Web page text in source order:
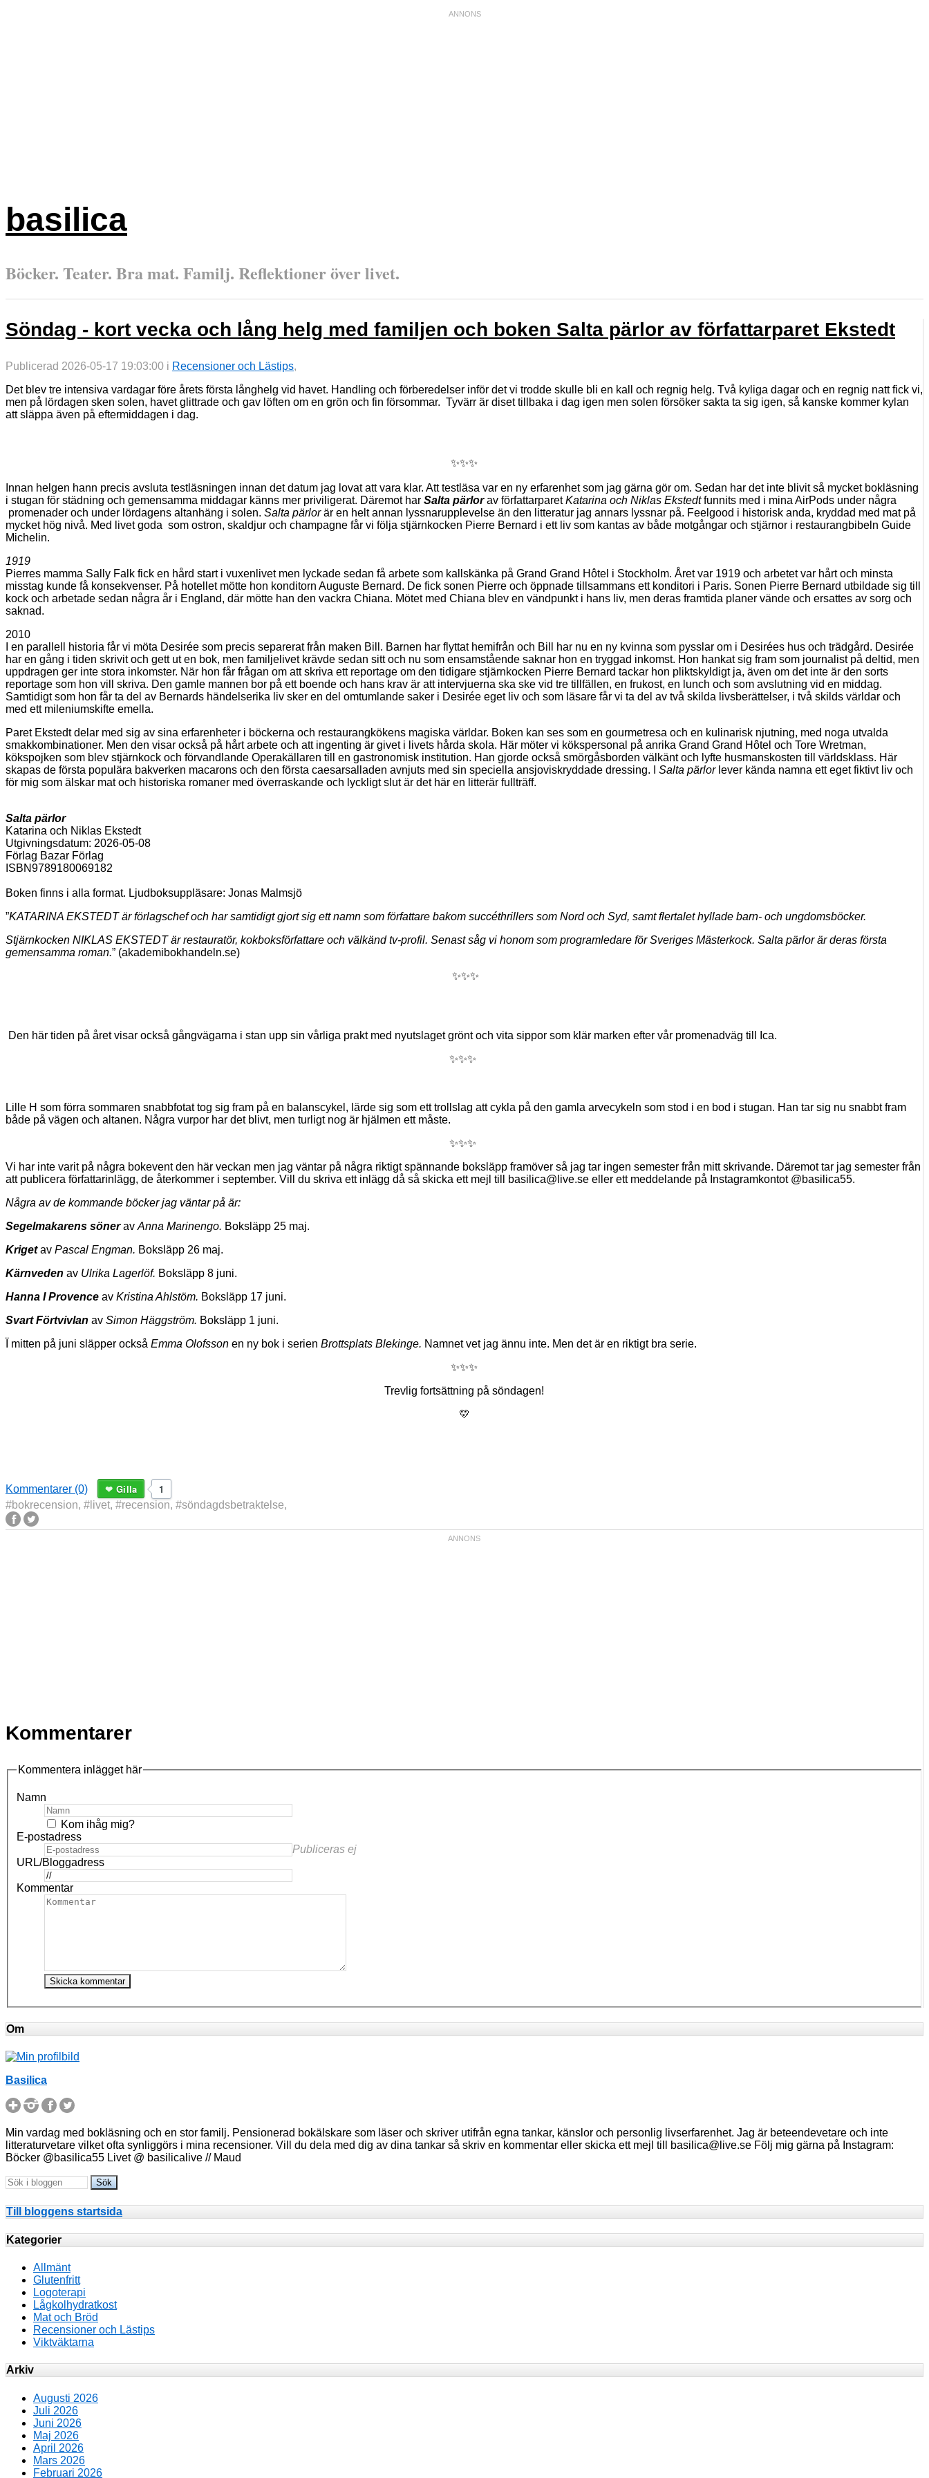
basilica
Böcker. Teater. Bra mat. Familj. Reflektioner över livet.
Söndag - kort vecka och lång helg med familjen och boken Salta pärlor av författarparet Ekstedt
Publicerad 2026-05-17 19:03:00 i Recensioner och Lästips,
Det blev tre intensiva vardagar före årets första långhelg vid havet. Handling och förberedelser inför det vi trodde skulle bli en kall och regnig helg. Två kyliga dagar och en regnig natt fick vi,
men på lördagen sken solen, havet glittrade och gav löften om en grön och fin försommar. Tyvärr är diset tillbaka i dag igen men solen försöker sakta ta sig igen, så kanske kommer kylan
att släppa även på eftermiddagen i dag.
✨✨✨
Innan helgen hann precis avsluta testläsningen innan det datum jag lovat att vara klar. Att testläsa var en ny erfarenhet som jag gärna gör om. Sedan har det inte blivit så mycket bokläsning
i stugan för städning och gemensamma middagar känns mer priviligerat. Däremot har Salta pärlorav författarparetKatarina och Niklas Ekstedtfunnits med i mina AirPods under några
promenader och under lördagens altanhäng i solen. Salta pärlorär en helt annan lyssnarupplevelse än den litteratur jag annars lyssnar på. Feelgood i historisk anda, kryddad med mat på
mycket hög nivå. Med livet goda som ostron, skaldjur och champagne får vi följa stjärnkocken Pierre Bernard i ett liv som kantas av både motgångar och stjärnor i restaurangbibeln Guide
Michelin.
1919
Pierres mamma Sally Falk fick en hård start i vuxenlivet men lyckade sedan få arbete som kallskänka på Grand Grand Hôtel i Stockholm. Året var 1919 och arbetet var hårt och minsta
misstag kunde få konsekvenser. På hotellet mötte hon konditorn Auguste Bernard. De fick sonen Pierre och öppnade tillsammans ett konditori i Paris. Sonen Pierre Bernard utbildade sig till
kock och arbetade sedan några år i England, där mötte han den vackra Chiana. Mötet med Chiana blev en vändpunkt i hans liv, men deras framtida planer vände och ersattes av sorg och
saknad.
2010
I en parallell historia får vi möta Desirée som precis separerat från maken Bill. Barnen har flyttat hemifrån och Bill har nu en ny kvinna som pysslar om i Desirées hus och trädgård. Desirée
har en gång i tiden skrivit och gett ut en bok, men familjelivet krävde sedan sitt och nu som ensamstående saknar hon en tryggad inkomst. Hon hankat sig fram som journalist på deltid, men
uppdragen ger inte stora inkomster. När hon får frågan om att skriva ett reportage om den tidigare stjärnkocken Pierre Bernard tackar hon pliktskyldigt ja, även om det inte är den sorts
reportage som hon vill skriva. Den gamle mannen bor på ett boende och hans krav är att intervjuerna ska ske vid tre tillfällen, en frukost, en lunch och som avslutning vid en middag.
Samtidigt som hon får ta del av Bernards händelserika liv sker en del omtumlande saker i Desirée eget liv och som läsare får vi ta del av två skilda livsberättelser, i två skilds världar och
med ett mileniumskifte emella.
Paret Ekstedt delar med sig av sina erfarenheter i böckerna och restaurangkökens magiska världar. Boken kan ses som en gourmetresa och en kulinarisk njutning, med noga utvalda
smakkombinationer. Men den visar också på hårt arbete och att ingenting är givet i livets hårda skola. Här möter vi kökspersonal på anrika Grand Grand Hôtel och Tore Wretman,
kökspojken som blev stjärnkock och förvandlande Operakällaren till en gastronomisk institution. Han gjorde också smörgåsborden välkänt och lyfte husmanskosten till världsklass. Här
skapas de första populära bakverken macarons och den första caesarsalladen avnjuts med sin speciella ansjoviskryddade dressing. I Salta pärlor lever kända namna ett eget fiktivt liv och
för mig som älskar mat och historiska romaner med överraskande och lyckligt slut är det här en litterär fullträff.
Salta pärlor
Katarina och Niklas Ekstedt
Utgivningsdatum: 2026-05-08
Förlag Bazar Förlag
ISBN9789180069182
Boken finns i alla format. Ljudboksuppläsare: Jonas Malmsjö
”KATARINA EKSTEDT är förlagschef och har samtidigt gjort sig ett namn som författare bakom succéthrillers som Nord och Syd, samt flertalet hyllade barn- och ungdomsböcker.
Stjärnkocken NIKLAS EKSTEDT är restauratör, kokboksförfattare och välkänd tv-profil. Senast såg vi honom som programledare för Sveriges Mästerkock. Salta pärlor är deras första
gemensamma roman.” (akademibokhandeln.se)
✨✨✨
Den här tiden på året visar också gångvägarna i stan upp sin vårliga prakt med nyutslaget grönt och vita sippor som klär marken efter vår promenadväg till Ica.
✨✨✨
Lille H som förra sommaren snabbfotat tog sig fram på en balanscykel, lärde sig som ett trollslag att cykla på den gamla arvecykeln som stod i en bod i stugan. Han tar sig nu snabbt fram
både på vägen och altanen. Några vurpor har det blivt, men turligt nog är hjälmen ett måste.
✨✨✨
Vi har inte varit på några bokevent den här veckan men jag väntar på några riktigt spännande boksläpp framöver så jag tar ingen semester från mitt skrivande. Däremot tar jag semester från
att publicera författarinlägg, de återkommer i september. Vill du skriva ett inlägg då så skicka ett mejl till basilica@live.se eller ett meddelande på Instagramkontot @basilica55.
Några av de kommande böcker jag väntar på är:
Segelmakarens sönerav Anna Marinengo. Boksläpp 25 maj.
Krigetav Pascal Engman. Boksläpp 26 maj.
Kärnveden av Ulrika Lagerlöf. Boksläpp 8 juni.
Hanna I Provence av Kristina Ahlstöm. Boksläpp 17 juni.
Svart Förtvivlan av Simon Häggström. Boksläpp 1 juni.
Ï mitten på juni släpper också Emma Olofsson en ny bok i serien Brottsplats Blekinge. Namnet vet jag ännu inte. Men det är en riktigt bra serie.
✨✨✨
Trevlig fortsättning på söndagen!
💛
Kommentarer (0) 1
Gilla
#bokrecension, #livet, #recension, #söndagdsbetraktelse,
Kommentarer
Kommentera inlägget här
Namn
Kom ihåg mig?
E-postadress
Publiceras ej
URL/Bloggadress
Kommentar
Om
Basilica
Min vardag med bokläsning och en stor familj. Pensionerad bokälskare som läser och skriver utifrån egna tankar, känslor och personlig livserfarenhet. Jag är beteendevetare och inte
litteraturvetare vilket ofta synliggörs i mina recensioner. Vill du dela med dig av dina tankar så skriv en kommentar eller skicka ett mejl till basilica@live.se Följ mig gärna på Instagram:
Böcker @basilica55 Livet @ basilicalive // Maud
Till bloggens startsida
Kategorier
Allmänt
Glutenfritt
Logoterapi
Lågkolhydratkost
Mat och Bröd
Recensioner och Lästips
Viktväktarna
Arkiv
Augusti 2026
Juli 2026
Juni 2026
Maj 2026
April 2026
Mars 2026
Februari 2026